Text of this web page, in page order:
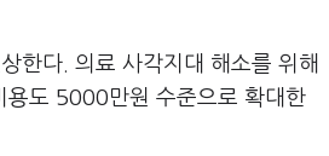
한다. 의료 사각지대 해소를 위해
용도 5000만원 수준으로 확대한